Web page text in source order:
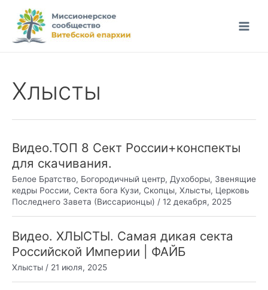
Перейти
содержимому
Main
Хлысты
Видео.ТОП 8 Сект России+конспекты
для скачивания.
Белое Братство, Богородичный центр, Духоборы, Звенящие
кедры России, Секта бога Кузи, Скопцы, Хлысты, Церковь
Последнего Завета (Виссарионцы) / 12 декабря, 2025
Видео. ХЛЫСТЫ. Самая дикая секта
Российской Империи | ФАЙБ
Хлысты / 21 июля, 2025